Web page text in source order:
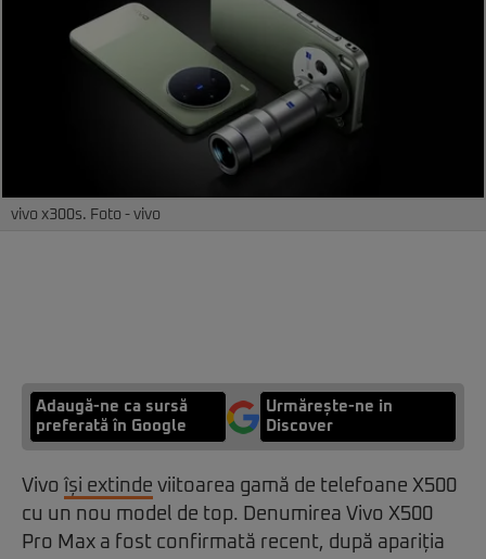
vivo x300s. Foto - vivo
Adaugă-ne ca sursă
preferată în Google
Urmărește-ne in
Discover
Vivo își extinde viitoarea gamă de telefoane X500
cu un nou model de top. Denumirea Vivo X500
Pro Max a fost confirmată recent, după apariția